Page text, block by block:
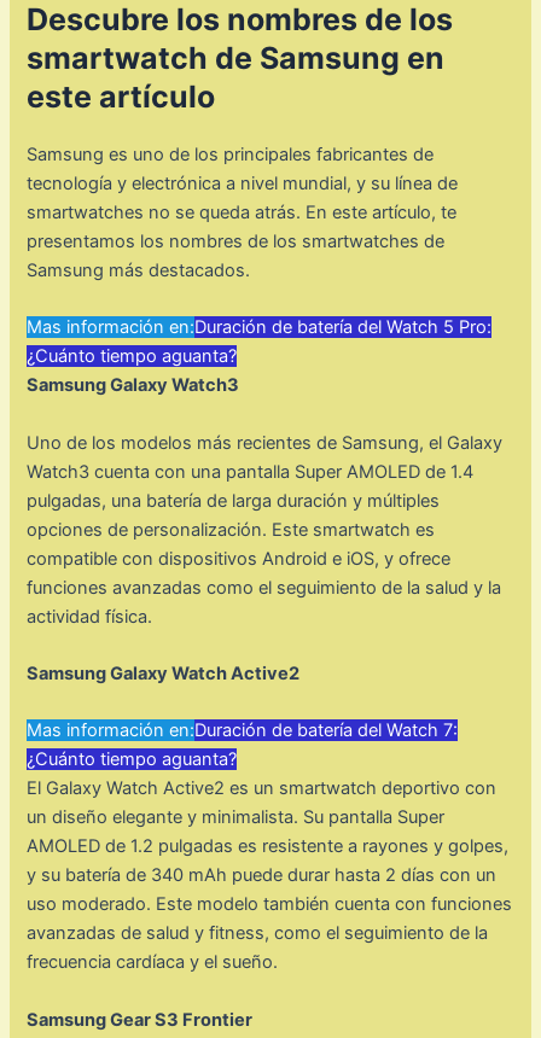
Descubre los nombres de los
smartwatch de Samsung en
este artículo
Samsung es uno de los principales fabricantes de
tecnología y electrónica a nivel mundial, y su línea de
smartwatches no se queda atrás. En este artículo, te
presentamos los nombres de los smartwatches de
Samsung más destacados.
Mas información en:Duración de batería del Watch 5 Pro:
¿Cuánto tiempo aguanta?
Samsung Galaxy Watch3
Uno de los modelos más recientes de Samsung, el Galaxy
Watch3 cuenta con una pantalla Super AMOLED de 1.4
pulgadas, una batería de larga duración y múltiples
opciones de personalización. Este smartwatch es
compatible con dispositivos Android e iOS, y ofrece
funciones avanzadas como el seguimiento de la salud y la
actividad física.
Samsung Galaxy Watch Active2
Mas información en:Duración de batería del Watch 7:
¿Cuánto tiempo aguanta?
El Galaxy Watch Active2 es un smartwatch deportivo con
un diseño elegante y minimalista. Su pantalla Super
AMOLED de 1.2 pulgadas es resistente a rayones y golpes,
y su batería de 340 mAh puede durar hasta 2 días con un
uso moderado. Este modelo también cuenta con funciones
avanzadas de salud y fitness, como el seguimiento de la
frecuencia cardíaca y el sueño.
Samsung Gear S3 Frontier